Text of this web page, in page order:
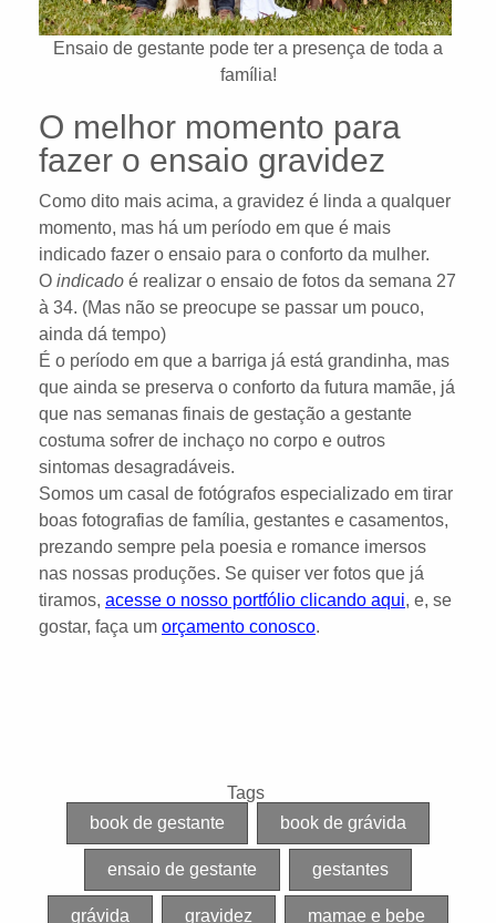
Ensaio de gestante pode ter a presença de toda a
família!
O melhor momento para
fazer o ensaio gravidez
Como dito mais acima, a gravidez é linda a qualquer
momento, mas há um período em que é mais
indicado fazer o ensaio para o conforto da mulher.
O indicado é realizar o ensaio de fotos da semana 27
à 34. (Mas não se preocupe se passar um pouco,
ainda dá tempo)
É o período em que a barriga já está grandinha, mas
que ainda se preserva o conforto da futura mamãe, já
que nas semanas finais de gestação a gestante
costuma sofrer de inchaço no corpo e outros
sintomas desagradáveis.
Somos um casal de fotógrafos especializado em tirar
boas fotografias de família, gestantes e casamentos,
prezando sempre pela poesia e romance imersos
nas nossas produções. Se quiser ver fotos que já
tiramos, acesse o nosso portfólio clicando aqui, e, se
gostar, faça um orçamento conosco.
Tags
book de gestante
book de grávida
ensaio de gestante gestantes
grávida gravidez mamae e bebe